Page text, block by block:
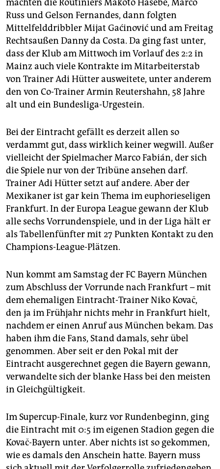
abo
genossenschaft
epaper login
machten die Routiniers Makoto Hasebe, Marco
Russ und Gelson Fernandes, dann folgten
Mittelfelddribbler Mijat Gaćinović und am Freitag
Rechtsaußen Danny da Costa. Da ging fast unter,
dass der Klub am Mittwoch im Vorlauf des 2:2 in
Mainz auch viele Kontrakte im Mitarbeiterstab
von Trainer Adi Hütter ausweitete, unter anderem
den von Co-Trainer Armin Reutershahn, 58 Jahre
alt und ein Bundesliga-Urgestein.
Bei der Eintracht gefällt es derzeit allen so
verdammt gut, dass wirklich keiner wegwill. Außer
vielleicht der Spielmacher Marco Fabián, der sich
die Spiele nur von der Tribüne ansehen darf.
Trainer Adi Hütter setzt auf andere. Aber der
Mexikaner ist gar kein Thema im euphorieseligen
Frankfurt. In der Europa League gewann der Klub
alle sechs Vorrundenspiele, und in der Liga hält er
als Tabellenfünfter mit 27 Punkten Kontakt zu den
Champions-League-Plätzen.
Nun kommt am Samstag der FC Bayern München
zum Abschluss der Vorrunde nach Frankfurt – mit
dem ehemaligen Eintracht-Trainer Niko Kovač,
den ja im Frühjahr nichts mehr in Frankfurt hielt,
nachdem er einen Anruf aus München bekam. Das
haben ihm die Fans, Stand damals, sehr übel
genommen. Aber seit er den Pokal mit der
Eintracht ausgerechnet gegen die Bayern gewann,
verwandelte sich der blanke Hass bei den meisten
in Gleichgültigkeit.
Im Supercup-Finale, kurz vor Rundenbeginn, ging
die Eintracht mit 0:5 im eigenen Stadion gegen die
Kovač-Bayern unter. Aber nichts ist so gekommen,
wie es damals den Anschein hatte. Bayern muss